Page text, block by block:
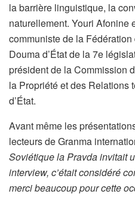
la barrière linguistique, la
naturellement. Youri Afonine
communiste de la
Douma d’État de la 7e
président de la Commission
la Propriété et des Relations
d’État.
Avant même les
lecteurs de Granma
Soviétique la Pravda invitait
interview, c’était considéré
merci beaucoup pour cette